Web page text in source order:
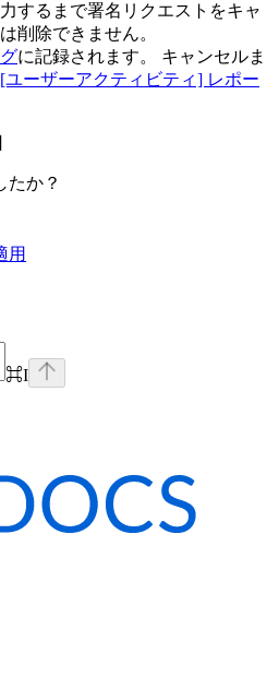
するまで署名リクエストをキャ
削除できません。
に記録されます。 キャンセルま
[ユーザーアクティビティ] レポー
たか？
用
⌘I